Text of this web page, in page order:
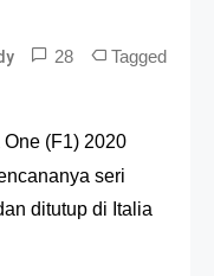
28 Tagged
(F1) 2020
seri
ditutup di Italia